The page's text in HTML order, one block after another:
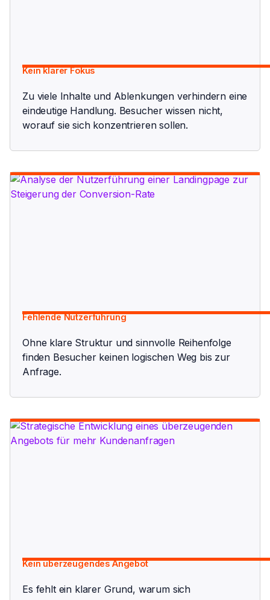
Kein klarer Fokus
Zu viele Inhalte und Ablenkungen verhindern eine
eindeutige Handlung. Besucher wissen nicht,
worauf sie sich konzentrieren sollen.
Fehlende Nutzerführung
Ohne klare Struktur und sinnvolle Reihenfolge
finden Besucher keinen logischen Weg bis zur
Anfrage.
Kein überzeugendes Angebot
Es fehlt ein klarer Grund, warum sich